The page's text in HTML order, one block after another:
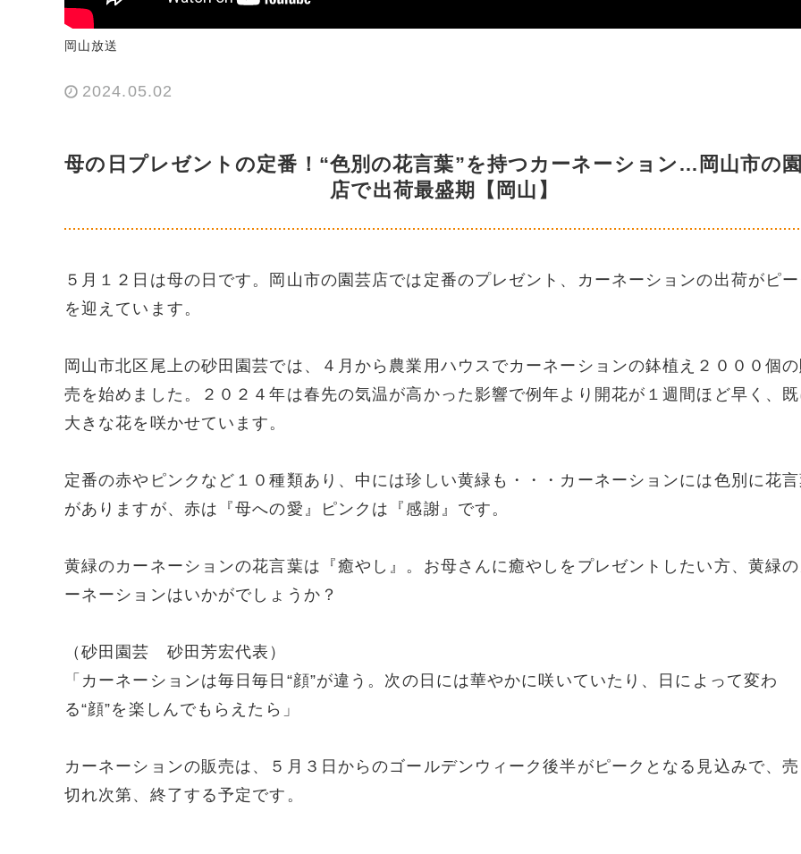
岡山放送
2024.05.02
母の日プレゼントの定番！“色別の花言葉”を持つカーネーション…岡山市の
店で出荷最盛期【岡山】
５月１２日は母の日です。岡山市の園芸店では定番のプレゼント、カーネーションの出荷がピ
を迎えています。
岡山市北区尾上の砂田園芸では、４月から農業用ハウスでカーネーションの鉢植え２０００個
売を始めました。２０２４年は春先の気温が高かった影響で例年より開花が１週間ほど早く、
大きな花を咲かせています。
定番の赤やピンクなど１０種類あり、中には珍しい黄緑も・・・カーネーションには色別に花
がありますが、赤は『母への愛』ピンクは『感謝』です。
黄緑のカーネーションの花言葉は『癒やし』。お母さんに癒やしをプレゼントしたい方、黄緑
ーネーションはいかがでしょうか？
（砂田園芸 砂田芳宏代表）
「カーネーションは毎日毎日“顔”が違う。次の日には華やかに咲いていたり、日によって変わ
る“顔”を楽しんでもらえたら」
カーネーションの販売は、５月３日からのゴールデンウィーク後半がピークとなる見込みで、
切れ次第、終了する予定です。